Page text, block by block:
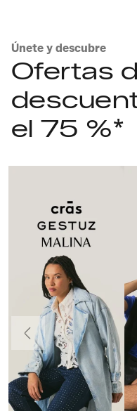
Únete y descubre
Ofertas
el 75 %*
Anteriormente